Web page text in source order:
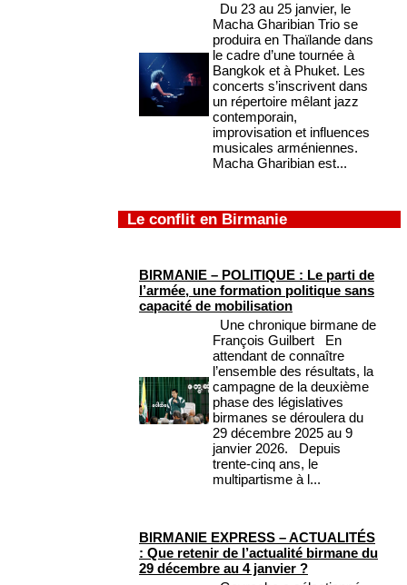
Du 23 au 25 janvier, le
Macha Gharibian Trio se
produira en Thaïlande dans
le cadre d’une tournée à
Bangkok et à Phuket. Les
concerts s’inscrivent dans
un répertoire mêlant jazz
contemporain,
improvisation et influences
musicales arméniennes.
Macha Gharibian est...
Le conflit en Birmanie
BIRMANIE – POLITIQUE : Le parti de
l’armée, une formation politique sans
capacité de mobilisation
Une chronique birmane de
François Guilbert En
attendant de connaître
l’ensemble des résultats, la
campagne de la deuxième
phase des législatives
birmanes se déroulera du
29 décembre 2025 au 9
janvier 2026. Depuis
trente-cinq ans, le
multipartisme à l...
BIRMANIE EXPRESS – ACTUALITÉS
: Que retenir de l’actualité birmane du
29 décembre au 4 janvier ?